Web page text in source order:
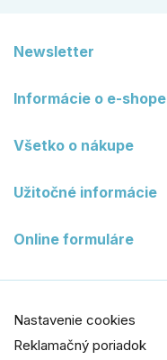
Newsletter
Informácie o e-shope
Všetko o nákupe
Užitočné informácie
Online formuláre
Nastavenie cookies
Reklamačný poriadok